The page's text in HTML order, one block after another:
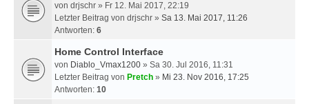
von drjschr » Fr 12. Mai 2017, 22:19
Letzter Beitrag von drjschr » Sa 13. Mai 2017, 11:26
Antworten: 6
Home Control Interface
von Diablo_Vmax1200 » Sa 30. Jul 2016, 11:31
Letzter Beitrag von Pretch » Mi 23. Nov 2016, 17:25
Antworten: 10